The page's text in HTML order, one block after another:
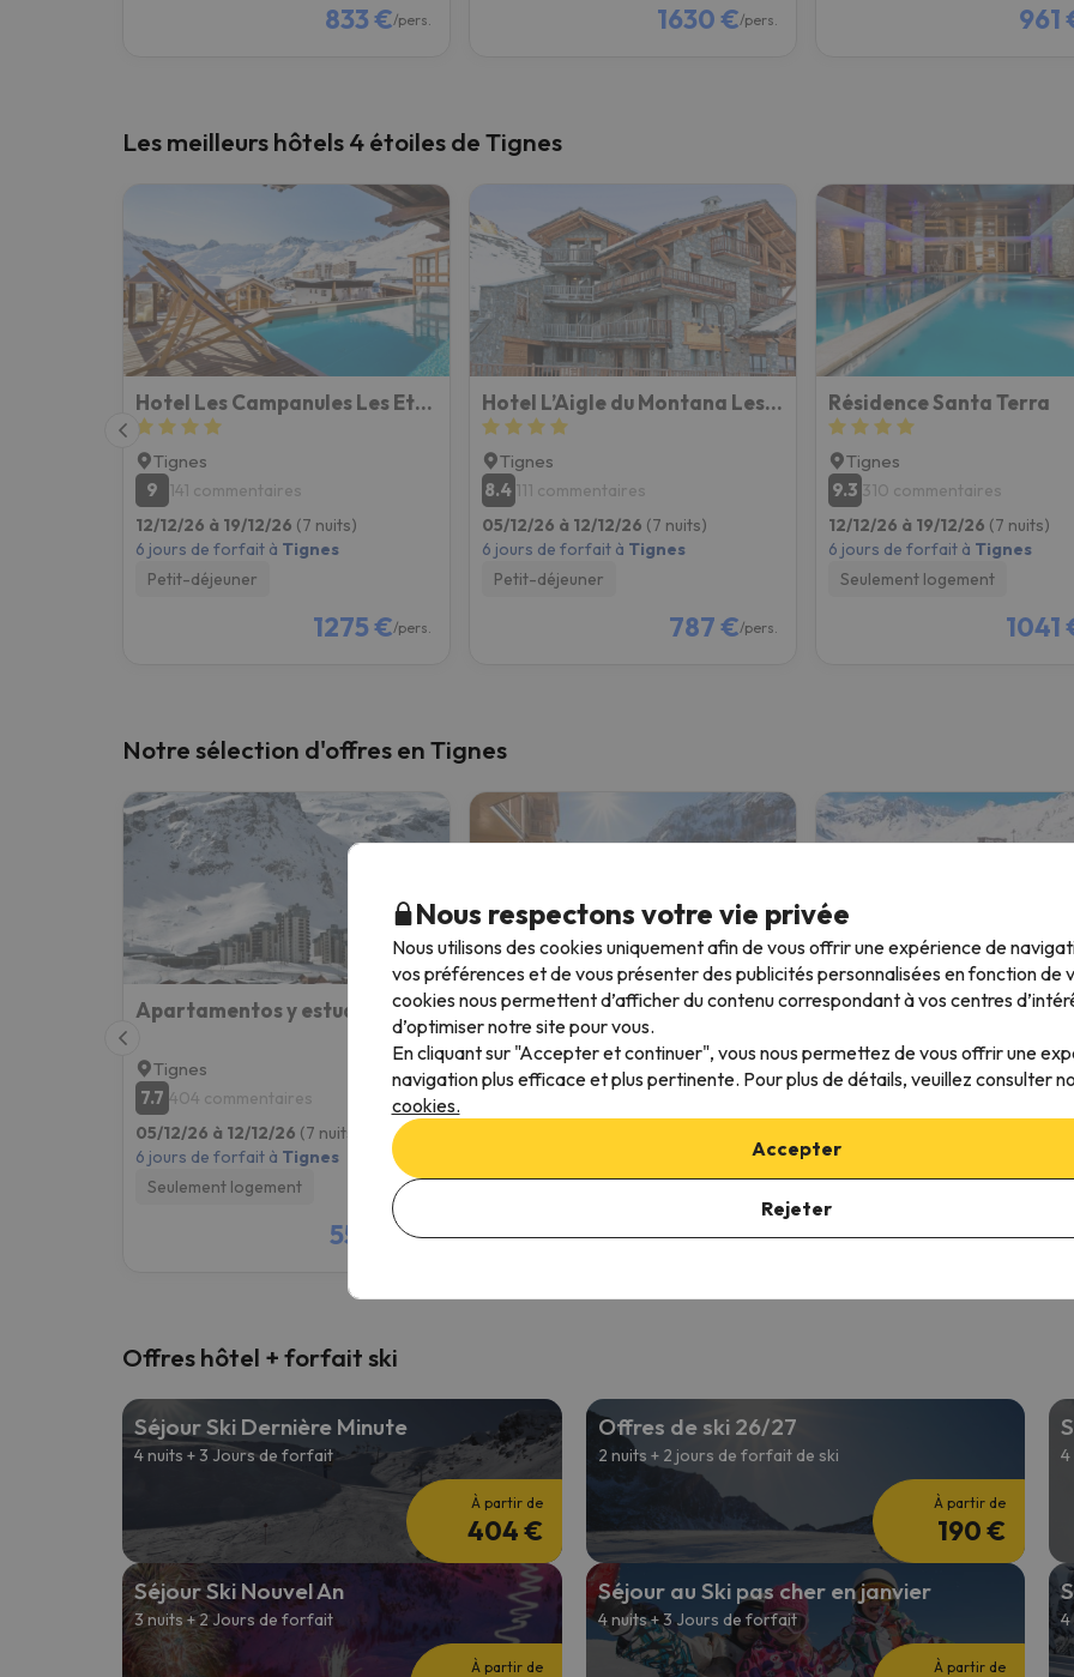
833 €/pers. 1630 €/pers. 961
Les meilleurs hôtels 4 étoiles de Tignes
Hotel Les Campanules Les Etincelles Collection
Tignes
9
141 commentaires
12/12/26 à 19/12/26 (7 nuits)
6 jours de forfait à Tignes
Petit-déjeuner
1275 €/pers.
Hotel L’Aigle du Montana Les Etincelles Collection
Tignes
8.4 111 commentaires
05/12/26 à 12/12/26 (7 nuits)
6 jours de forfait à Tignes
Petit-déjeuner
787 €/pers.
Résidence Santa Terra
Tignes
9.3 310 commentaires
12/12/26 à 19/12/26 (7 nuits)
6 jours de forfait à Tignes
Seulement logement
1041
Notre sélection d'offres en Tignes
Apartamentos y estudios turísticos en Val Claret (Tignes)
Tignes
7.7 404 commentaires
05/12/26 à 12/12/26 (7 nuits)
6 jours de forfait à Tignes
Seulement logement
551 € /pers.
Résidence Club MMV L'Altaviva
Tignes
Seulement logement
561 €/pers.
Résidence Village
Tignes
6 jours de forfait à
Seulement logement
631
Offres hôtel + forfait ski
Séjour Ski Dernière Minute
4 nuits + 3 Jours de forfait
À partir de
404 €
Offres de ski 26/27
2 nuits + 2 jours de forfait de ski
À partir de
190 €
Séjour Ski Nouvel An
3 nuits + 2 Jours de forfait
À partir de
Séjour au Ski pas cher en janvier
4 nuits + 3 Jours de forfait
À partir de
Nous respectons votre vie privée
Nous utilisons des cookies uniquement afin de vous offrir une expérience de
vos préférences et de vous présenter des publicités personnalisées en fonction de
cookies nous permettent d’afficher du contenu correspondant à vos centres
d’optimiser notre site pour vous.
En cliquant sur "Accepter et continuer", vous nous permettez de vous offrir une
navigation plus efficace et plus pertinente. Pour plus de détails, veuillez consulter
cookies.
Accepter
Rejeter